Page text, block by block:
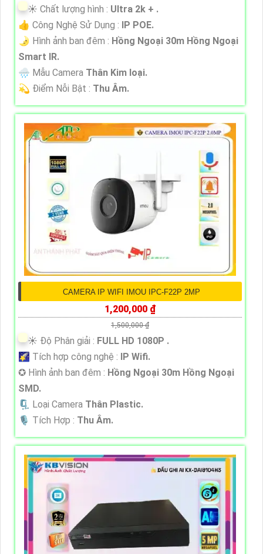
☀️ Chất lượng hình : Ultra 2k + .
👍 Công Nghệ Sử Dụng : IP POE.
🌛 Hình ảnh ban đêm : Hồng Ngoại 30m Hồng Ngoại
Smart IR.
🌧️ Mẫu Camera Thân Kim loại.
️💫 Điểm Nỗi Bật : Thu Âm.
CAMERA IP WIFI IMOU IPC-F22P 2MP
1,200,000 ₫
1,500,000 ₫
☀️ Độ Phân giải : FULL HD 1080P .
🌠 Tích hợp công nghệ : IP Wifi.
✪ Hình ảnh ban đêm : Hồng Ngoại 30m Hồng Ngoại
SMD.
🗜️ Loại Camera Thân Plastic.
️🎙 Tích Hợp : Thu Âm.